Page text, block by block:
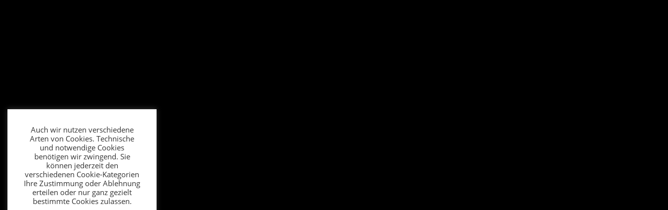
Auch wir nutzen verschiedene
Arten von Cookies. Technische
und notwendige Cookies
benötigen wir zwingend. Sie
können jederzeit den
verschiedenen Cookie-Kategorien
Ihre Zustimmung oder Ablehnung
erteilen oder nur ganz gezielt
bestimmte Cookies zulassen.